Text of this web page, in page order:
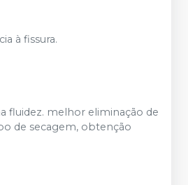
à fissura.
fluidez. melhor eliminação de
de secagem, obtenção